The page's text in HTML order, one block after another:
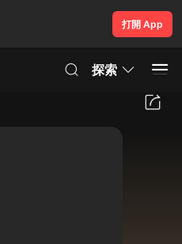
打開 App
探索